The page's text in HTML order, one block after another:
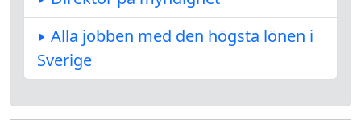
Alla jobben med den högsta lönen i
Sverige